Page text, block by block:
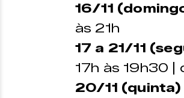
16/11
às 21h
17 a 21/11
17h às 19h30 |
20/11